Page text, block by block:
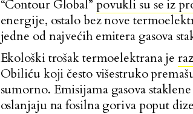
“Contour Global” povukli su se iz
energije, ostalo bez nove
jedne od najvećih emitera gasova
Ekološki trošak termoelektrana je
Obiliću koji često višestruko
sumorno. Emisijama gasova
oslanjaju na fosilna goriva poput